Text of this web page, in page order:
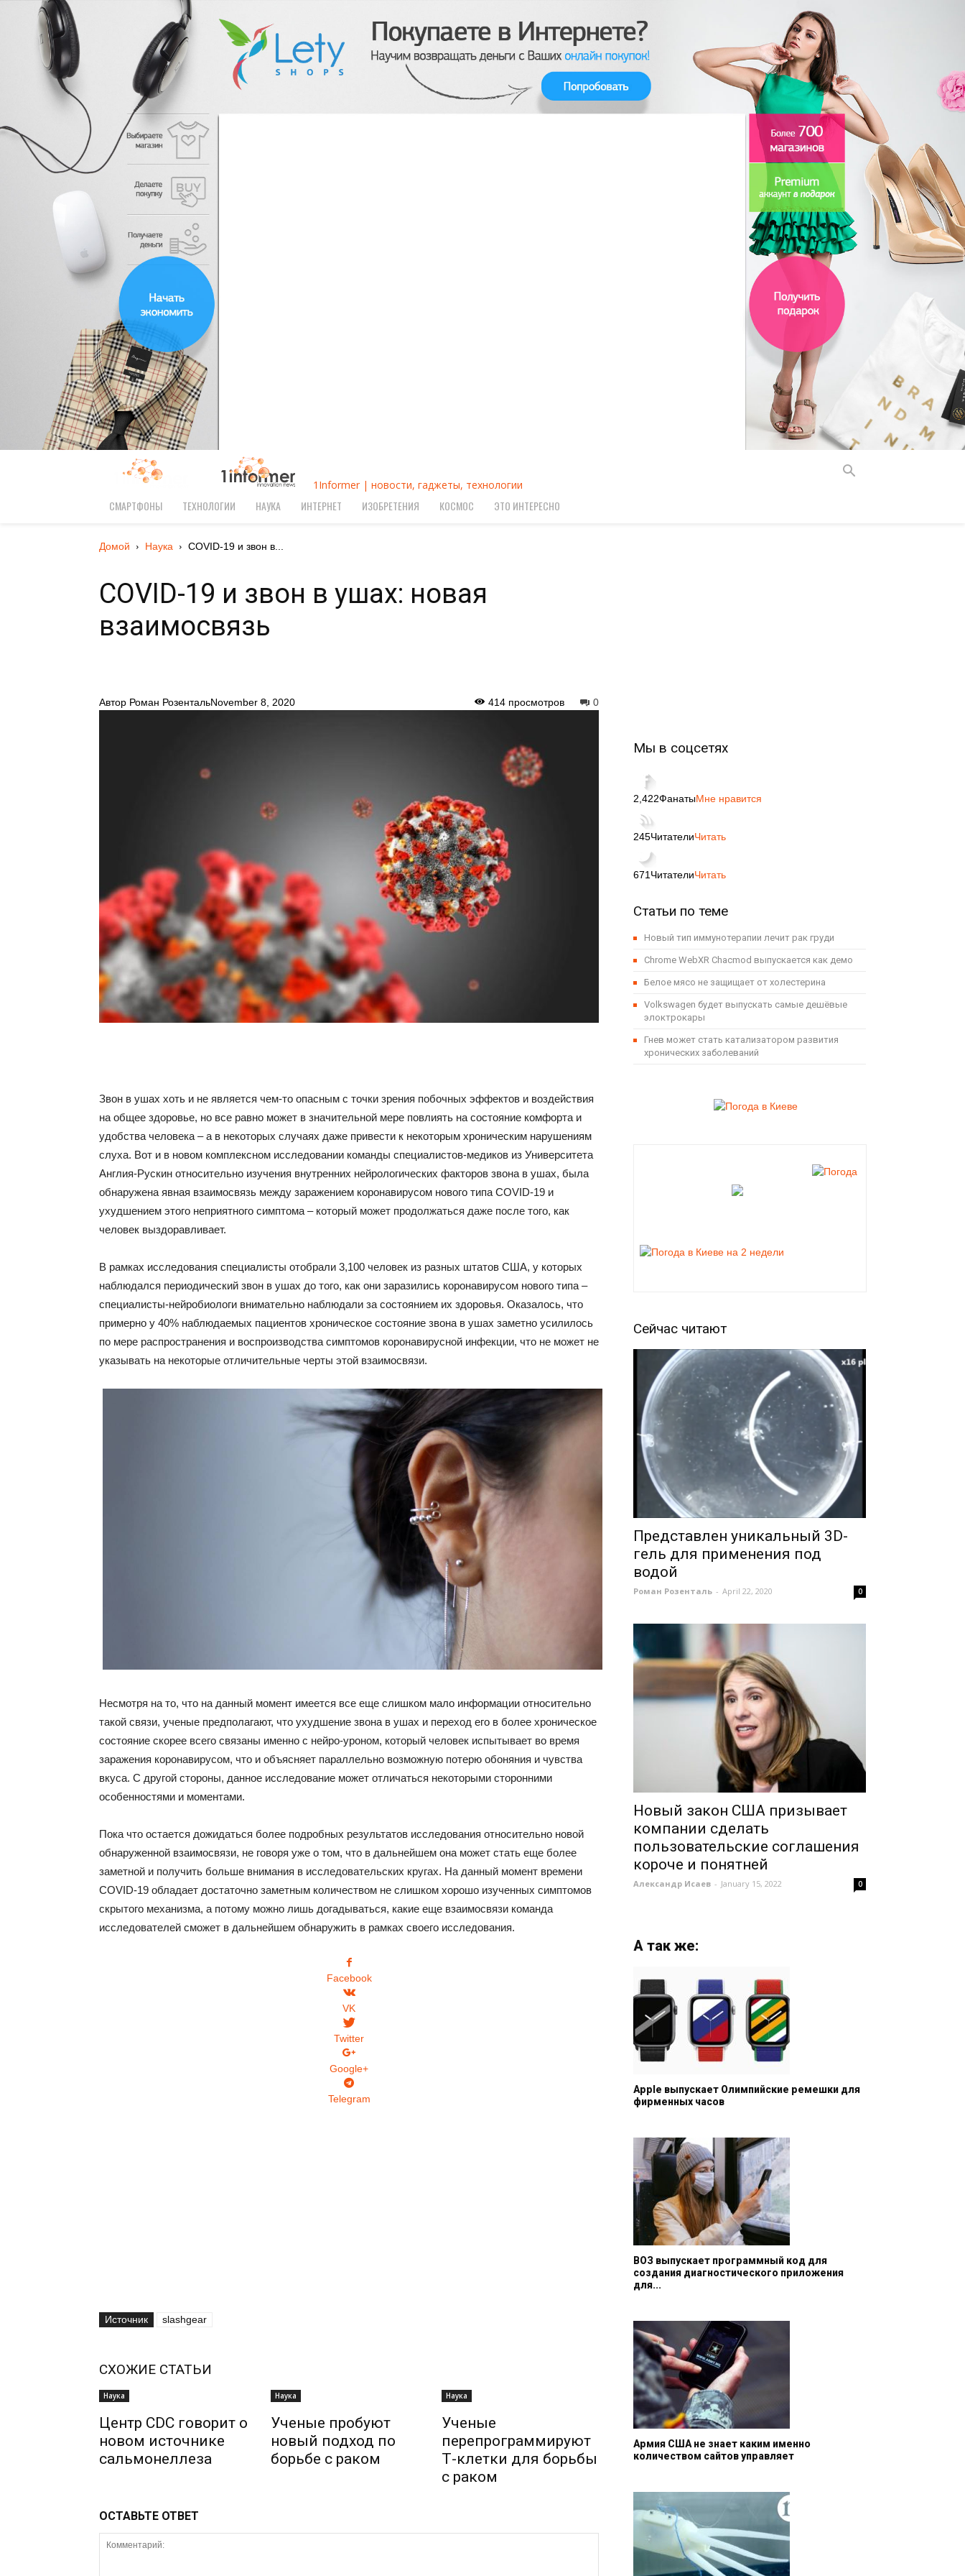
1Informer | новости, гаджеты, технологии
СМАРТФОНЫ ТЕХНОЛОГИИ НАУКА ИНТЕРНЕТ ИЗОБРЕТЕНИЯ КОСМОС ЭТО ИНТЕРЕСНО
Домой Наука COVID-19 и звон в...
COVID-19 и звон в ушах: новая
взаимосвязь
Автор Роман РозентальNovember 8, 2020 0
414 просмотров
Звон в ушах хоть и не является чем-то опасным с точки зрения побочных эффектов и воздействия
на общее здоровье, но все равно может в значительной мере повлиять на состояние комфорта и
удобства человека – а в некоторых случаях даже привести к некоторым хроническим нарушениям
слуха. Вот и в новом комплексном исследовании команды специалистов-медиков из Университета
Англия-Рускин относительно изучения внутренних нейрологических факторов звона в ушах, была
обнаружена явная взаимосвязь между заражением коронавирусом нового типа COVID-19 и
ухудшением этого неприятного симптома – который может продолжаться даже после того, как
человек выздоравливает.
В рамках исследования специалисты отобрали 3,100 человек из разных штатов США, у которых
наблюдался периодический звон в ушах до того, как они заразились коронавирусом нового типа –
специалисты-нейробиологи внимательно наблюдали за состоянием их здоровья. Оказалось, что
примерно у 40% наблюдаемых пациентов хроническое состояние звона в ушах заметно усилилось
по мере распространения и воспроизводства симптомов коронавирусной инфекции, что не может не
указывать на некоторые отличительные черты этой взаимосвязи.
Несмотря на то, что на данный момент имеется все еще слишком мало информации относительно
такой связи, ученые предполагают, что ухудшение звона в ушах и переход его в более хроническое
состояние скорее всего связаны именно с нейро-уроном, который человек испытывает во время
заражения коронавирусом, что и объясняет параллельно возможную потерю обоняния и чувства
вкуса. С другой стороны, данное исследование может отличаться некоторыми сторонними
особенностями и моментами.
Пока что остается дожидаться более подробных результатов исследования относительно новой
обнаруженной взаимосвязи, не говоря уже о том, что в дальнейшем она может стать еще более
заметной и получить больше внимания в исследовательских кругах. На данный момент времени
COVID-19 обладает достаточно заметным количеством не слишком хорошо изученных симптомов
скрытого механизма, а потому можно лишь догадываться, какие еще взаимосвязи команда
исследователей сможет в дальнейшем обнаружить в рамках своего исследования.
Facebook
VK
Twitter
Google+
Telegram
Источник slashgear
СХОЖИЕ СТАТЬИ
Наука
Центр CDC говорит о
новом источнике
сальмонеллеза
Наука
Ученые пробуют
новый подход по
борьбе с раком
Наука
Ученые
перепрограммируют
Т-клетки для борьбы
с раком
ОСТАВЬТЕ ОТВЕТ
Мы в соцсетях
2,422ФанатыМне нравится
245ЧитателиЧитать
671 ЧитателиЧитать
Статьи по теме
Новый тип иммунотерапии лечит рак груди
Chrome WebXR Chacmod выпускается как демо
Белое мясо не защищает от холестерина
Volkswagen будет выпускать самые дешёвые
элоктрокары
Гнев может стать катализатором развития
хронических заболеваний
Сейчас читают
Представлен уникальный 3D-
гель для применения под
водой
Роман Розенталь - April 22, 2020 0
Новый закон США призывает
компании сделать
пользовательские соглашения
короче и понятней
Александр Исаев - January 15, 2022 0
А так же:
Apple выпускает Олимпийские ремешки для
фирменных часов
ВОЗ выпускает программный код для
создания диагностического приложения
для...
Армия США не знает каким именно
количеством сайтов управляет